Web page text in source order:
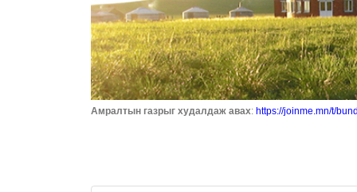
Амралтын газрыг худалдаж авах: https://joinme.mn/t/